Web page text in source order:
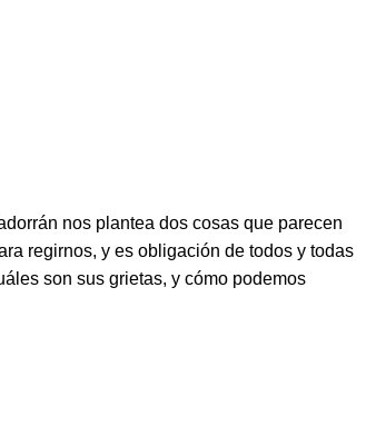
nos plantea dos cosas que parecen
regirnos, y es obligación de todos y todas
son sus grietas, y cómo podemos